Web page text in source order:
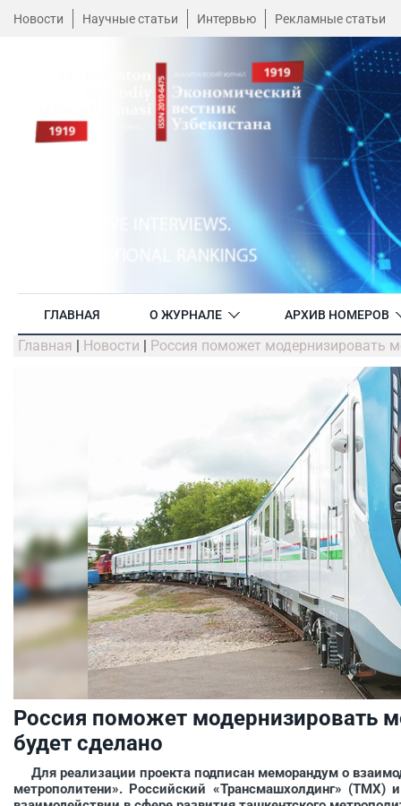
Новости Научные статьи Интервью Рекламные статьи
ГЛАВНАЯ О ЖУРНАЛЕ АРХИВ НОМЕРОВ
Главная | Новости | Россия поможет модернизировать
Россия поможет модернизировать
будет сделано
Для реализации проекта подписан меморандум о
метрополитени». Российский «Трансмашхолдинг»